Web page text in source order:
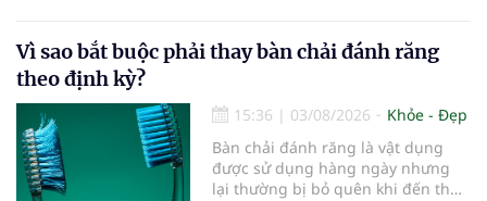
Vì sao bắt buộc phải thay bàn chải đánh răng
theo định kỳ?
15:36 | 03/08/2026
Khỏe - Đẹp
Bàn chải đánh răng là vật dụng
được sử dụng hàng ngày nhưng
lại thường bị bỏ quên khi đến thời